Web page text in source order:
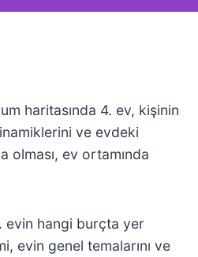
haritasında 4. ev, kişinin
ve evdeki
olması, ev ortamında
evin hangi burçta yer
evin genel temalarını ve